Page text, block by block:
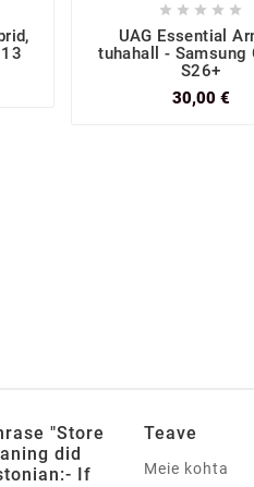
    
UAG Essential
tuhahall - Samsung
S26+
30,00 €
"Store
did
If
Teave
Meie kohta